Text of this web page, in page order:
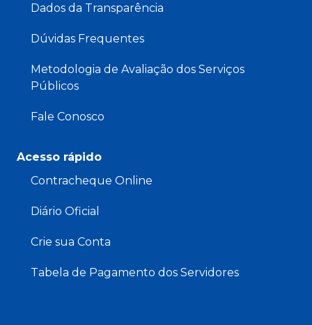
Dados da Transparência
Dúvidas Frequentes
Metodologia de Avaliação dos Serviços
Públicos
Fale Conosco
Acesso rápido
Contracheque Online
Diário Oficial
Crie sua Conta
Tabela de Pagamento dos Servidores